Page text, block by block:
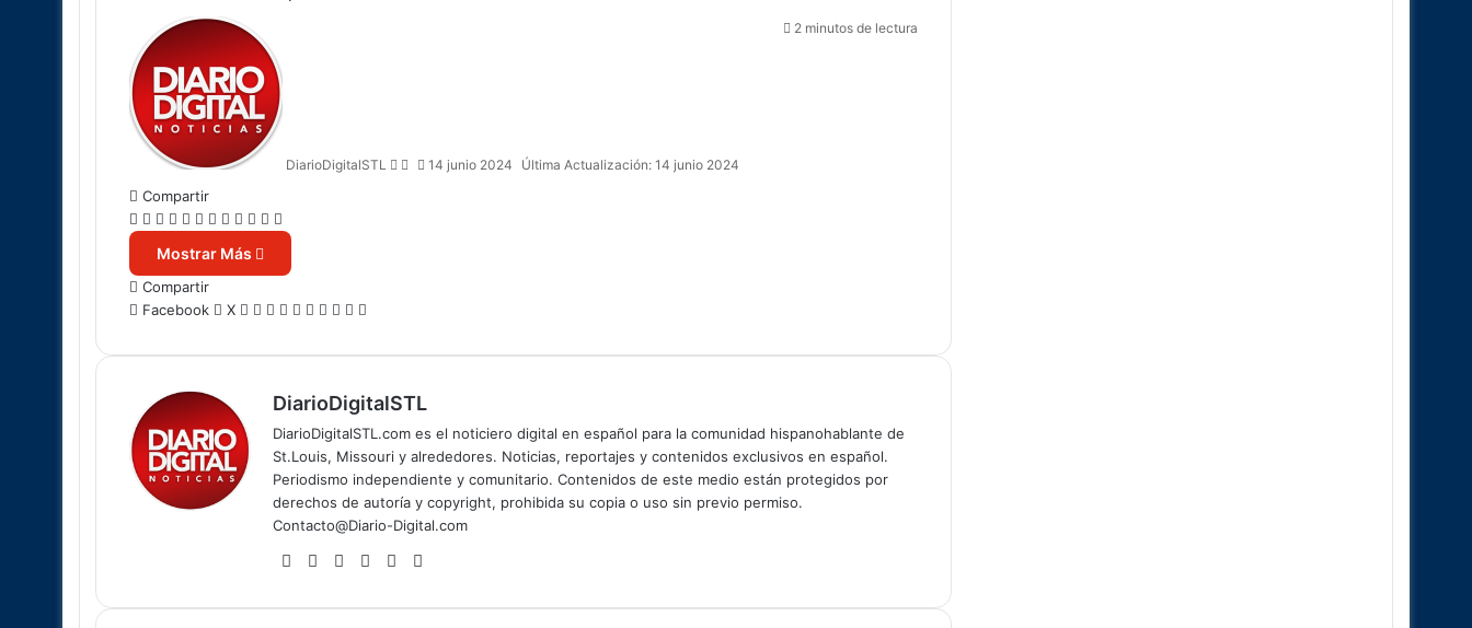
DiarioDigitalSTL 14 junio 2024 Última Actualización: 14 junio 2024
2 minutos de lectura
Compartir
Facebook
X LinkedIn
Tumblr
Reddit
Messenger
Messenger
WhatsApp
Telegram
ViberCompartir
por
Mostrar Más
Compartir
Facebook
X LinkedIn
Tumblr
Reddit
Messenger
Messenger
WhatsApp
Telegram
ViberCompartir
correo
DiarioDigitalSTL
DiarioDigitalSTL.com es el noticiero digital en español para la comunidad hispanohablante de
St.Louis, Missouri y alrededores. Noticias, reportajes y contenidos exclusivos en español.
Periodismo independiente y comunitario. Contenidos de este medio están protegidos por
derechos de autoría y copyright, prohibida su copia o uso sin previo permiso.
Contacto@Diario-Digital.com
Sitio Facebook
X LinkedInYouTube